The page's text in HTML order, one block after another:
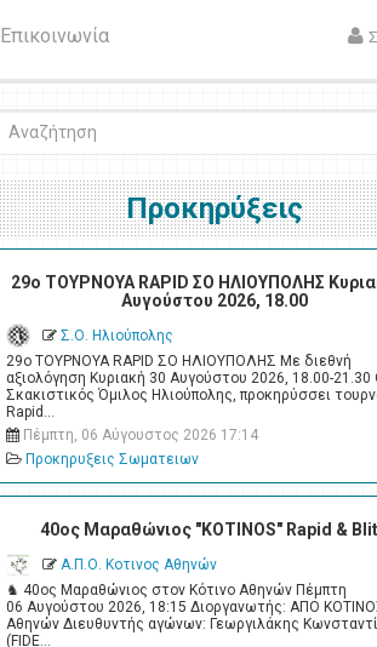
Επικοινωνία
Προκηρύξεις
29ο ΤΟΥΡΝΟΥΑ RAPID ΣΟ ΗΛΙΟΥΠΟΛΗΣ
Αυγούστου 2026, 18.00
Σ.Ο. Ηλιούπολης
29ο ΤΟΥΡΝΟΥΑ RAPID ΣΟ ΗΛΙΟΥΠΟΛΗΣ Με διεθνή
αξιολόγηση Κυριακή 30 Αυγούστου 2026, 18.00-21.30
Σκακιστικός Όμιλος Ηλιούπολης, προκηρύσσει
Rapid…
Πέμπτη, 06 Αύγουστος 2026 17:14
Προκηρυξεις Σωματειων
40ος Μαραθώνιος "KOTINOS" Rapid &
Α.Π.Ο. Κοτινος Αθηνών
♞ 40ος Μαραθώνιος στον Κότινο Αθηνών Πέμπτη
06 Αυγούστου 2026, 18:15 Διοργανωτής: ΑΠΟ
Αθηνών Διευθυντής αγώνων: Γεωργιλάκης
(FIDE…